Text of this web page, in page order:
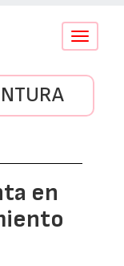
Conmutar
en